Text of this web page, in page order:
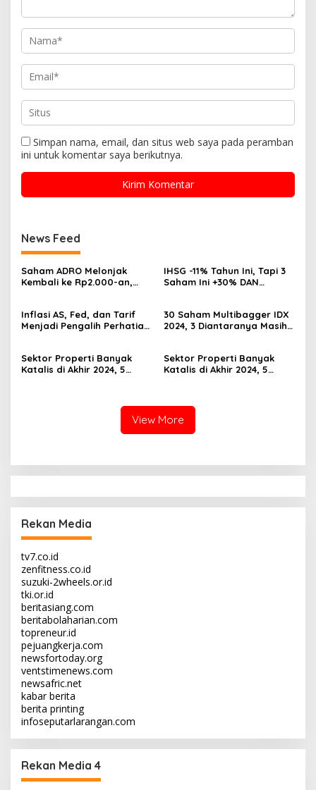
Simpan nama, email, dan situs web saya pada peramban
ini untuk komentar saya berikutnya.
News Feed
Saham ADRO Melonjak
Kembali ke Rp2.000-an,
IHSG -11% Tahun Ini, Tapi 3
Saham Ini +30% DAN
Inflasi AS, Fed, dan Tarif
Menjadi Pengalih Perhatian
30 Saham Multibagger IDX
2024, 3 Diantaranya Masih
Sektor Properti Banyak
Katalis di Akhir 2024, 5
Sektor Properti Banyak
Katalis di Akhir 2024, 5
View More
Rekan Media
tv7.co.id
zenfitness.co.id
suzuki-2wheels.or.id
tki.or.id
beritasiang.com
beritabolaharian.com
topreneur.id
pejuangkerja.com
newsfortoday.org
ventstimenews.com
newsafric.net
kabar berita
berita printing
infoseputarlarangan.com
Rekan Media 4